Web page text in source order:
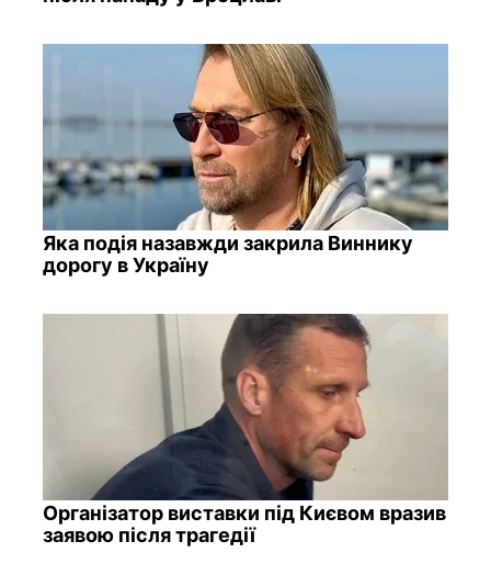
Яка подія назавжди закрила Виннику
дорогу в Україну
Організатор виставки під Києвом вразив
заявою після трагедії